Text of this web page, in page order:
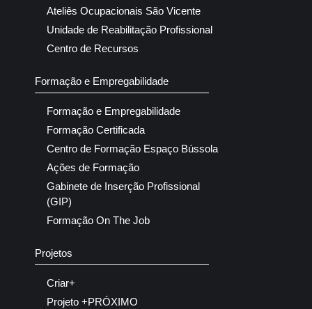
Ateliês Ocupacionais São Vicente
Unidade de Reabilitação Profissional
Centro de Recursos
Formação e Empregabilidade
Formação e Empregabilidade
Formação Certificada
Centro de Formação Espaço Bússola
Ações de Formação
Gabinete de Inserção Profissional
(GIP)
Formação On The Job
Projetos
Criar+
Projeto +PRÓXIMO